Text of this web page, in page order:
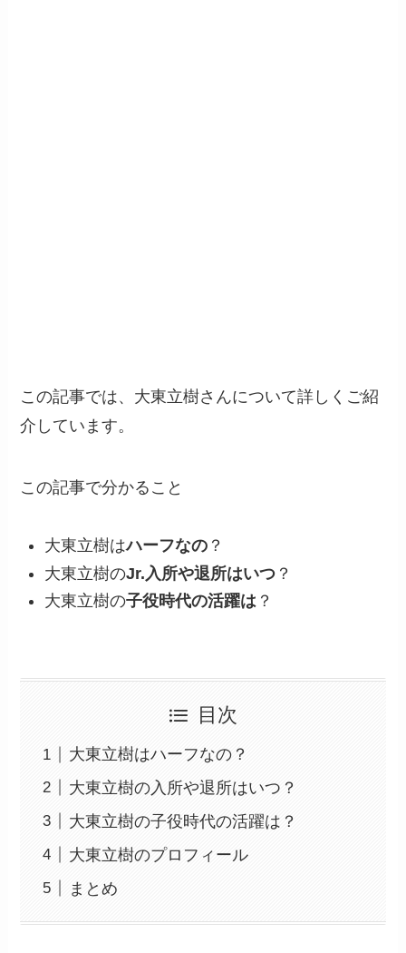
この記事では、大東立樹さんについて詳しくご紹
介しています。
この記事で分かること
大東立樹はハーフなの ？
大東立樹のJr.入所や退所はいつ ？
大東立樹の子役時代の活躍は ？
目次
大東立樹はハーフなの？
大東立樹の入所や退所はいつ？
大東立樹の子役時代の活躍は？
大東立樹のプロフィール
まとめ